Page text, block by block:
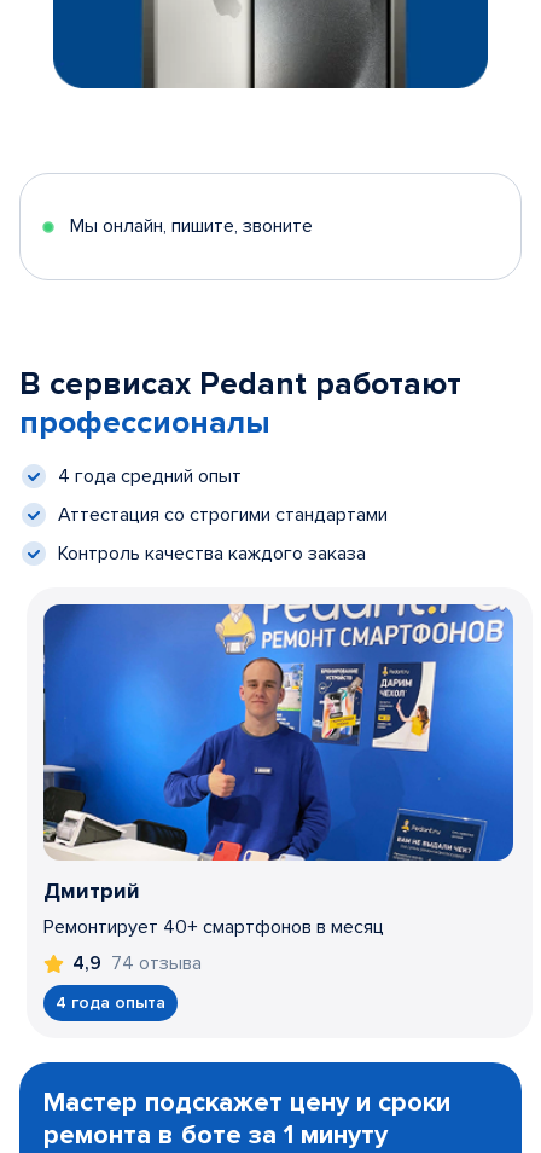
Мы онлайн, пишите, звоните
В сервисах Pedant работают
профессионалы
4 года средний опыт
Аттестация со строгими стандартами
Контроль качества каждого заказа
Дмитрий
Ремонтирует 40+ смартфонов в месяц
4,9 74 отзыва
4 года опыта
1
Мастер подскажет цену и сроки
ремонта в боте за 1 минуту